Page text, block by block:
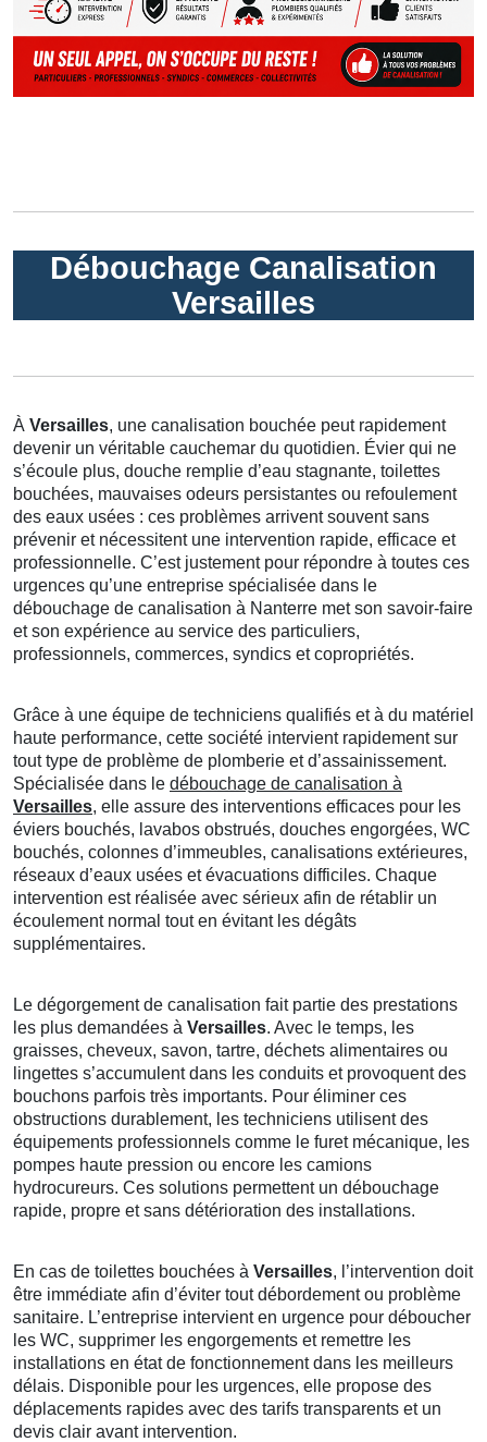
Débouchage Canalisation
Versailles
À Versailles, une canalisation bouchée peut rapidement
devenir un véritable cauchemar du quotidien. Évier qui ne
s’écoule plus, douche remplie d’eau stagnante, toilettes
bouchées, mauvaises odeurs persistantes ou refoulement
des eaux usées : ces problèmes arrivent souvent sans
prévenir et nécessitent une intervention rapide, efficace et
professionnelle. C’est justement pour répondre à toutes ces
urgences qu’une entreprise spécialisée dans le
débouchage de canalisation à Nanterre met son savoir-faire
et son expérience au service des particuliers,
professionnels, commerces, syndics et copropriétés.
Grâce à une équipe de techniciens qualifiés et à du matériel
haute performance, cette société intervient rapidement sur
tout type de problème de plomberie et d’assainissement.
Spécialisée dans le débouchage de canalisation à
Versailles, elle assure des interventions efficaces pour les
éviers bouchés, lavabos obstrués, douches engorgées, WC
bouchés, colonnes d’immeubles, canalisations extérieures,
réseaux d’eaux usées et évacuations difficiles. Chaque
intervention est réalisée avec sérieux afin de rétablir un
écoulement normal tout en évitant les dégâts
supplémentaires.
Le dégorgement de canalisation fait partie des prestations
les plus demandées à Versailles. Avec le temps, les
graisses, cheveux, savon, tartre, déchets alimentaires ou
lingettes s’accumulent dans les conduits et provoquent des
bouchons parfois très importants. Pour éliminer ces
obstructions durablement, les techniciens utilisent des
équipements professionnels comme le furet mécanique, les
pompes haute pression ou encore les camions
hydrocureurs. Ces solutions permettent un débouchage
rapide, propre et sans détérioration des installations.
En cas de toilettes bouchées à Versailles, l’intervention doit
être immédiate afin d’éviter tout débordement ou problème
sanitaire. L’entreprise intervient en urgence pour déboucher
les WC, supprimer les engorgements et remettre les
installations en état de fonctionnement dans les meilleurs
délais. Disponible pour les urgences, elle propose des
déplacements rapides avec des tarifs transparents et un
devis clair avant intervention.